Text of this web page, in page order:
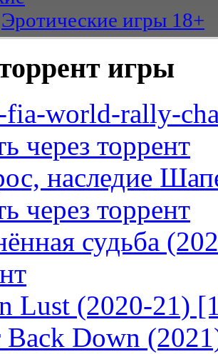
Эротические игры 18+
игры
world-rally-
через торрент
наследие
через торрент
судьба
Lust (2020-21)
Down